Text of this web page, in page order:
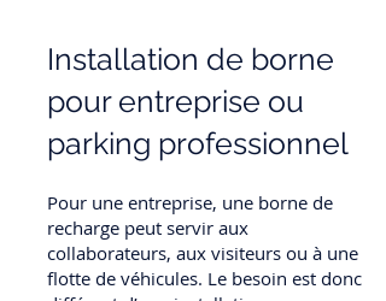
Installation de borne
pour entreprise ou
parking professionnel
Pour une entreprise, une borne de
recharge peut servir aux
collaborateurs, aux visiteurs ou à une
flotte de véhicules. Le besoin est donc